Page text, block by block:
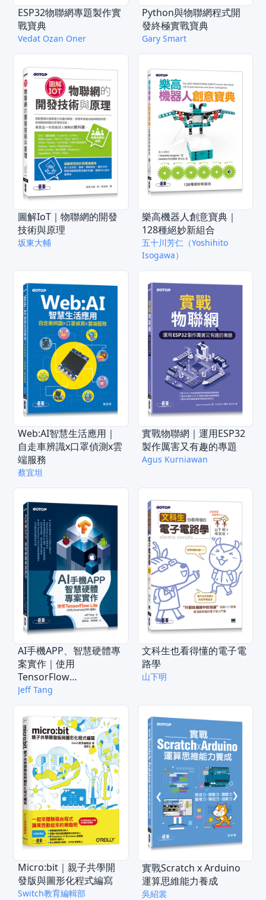
ESP32物聯網專題製作實
戰寶典
Vedat Ozan Oner
Python與物聯網程式開
發終極實戰寶典
Gary Smart
圖解IoT｜物聯網的開發
技術與原理
坂東大輔
樂高機器人創意寶典｜
128種絕妙新組合
五十川芳仁（Yoshihito
Isogawa）
Web:AI智慧生活應用｜
自走車辨識x口罩偵測x雲
端服務
蔡宜坦
實戰物聯網｜運用ESP32
製作厲害又有趣的專題
Agus Kurniawan
AI手機APP、智慧硬體專
案實作｜使用
TensorFlow
Lite（iOS/Android/RPi
適用）
Jeff Tang
文科生也看得懂的電子電
路學
山下明
Micro:bit｜親子共學開
發版與圖形化程式編寫
Switch教育編輯部
實戰Scratch x Arduino
運算思維能力養成
吳紹裳